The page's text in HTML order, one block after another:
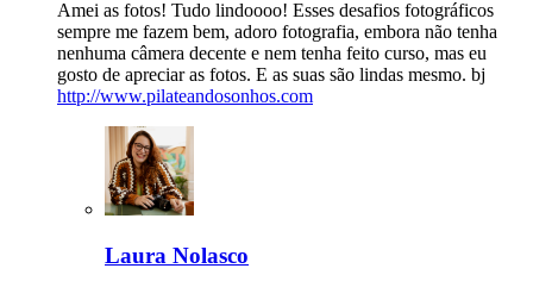
Amei as fotos! Tudo lindoooo! Esses desafios fotográficos
sempre me fazem bem, adoro fotografia, embora não tenha
nenhuma câmera decente e nem tenha feito curso, mas eu
gosto de apreciar as fotos. E as suas são lindas mesmo. bj
http://www.pilateandosonhos.com
Laura Nolasco